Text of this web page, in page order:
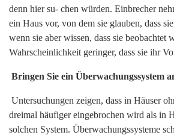
denn hier su- chen würden. Einbrecher
ein Haus vor, von dem sie glauben, dass
wenn sie aber wissen, dass sie beobachtet
Wahrscheinlichkeit geringer, dass sie ihr
Bringen Sie ein Überwachungssystem
Untersuchungen zeigen, dass in Häuser
dreimal häufiger eingebrochen wird als in
solchen System. Überwachungssysteme